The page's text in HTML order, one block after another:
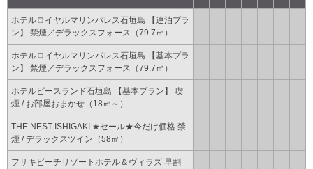
ホテルロイヤルマリンパレス石垣島 【連泊プラ
ン】 禁煙／デラックスフォース（79.7㎡）
ホテルロイヤルマリンパレス石垣島 【基本プラ
ン】 禁煙／デラックスフォース（79.7㎡）
ホテルピースランド石垣島 【基本プラン】 喫
煙 / お部屋おまかせ（18㎡～）
THE NEST ISHIGAKI ★セール★今だけ価格 禁
煙 / デラックスツイン（58㎡）
フサキビーチリゾートホテル＆ヴィラズ 早割